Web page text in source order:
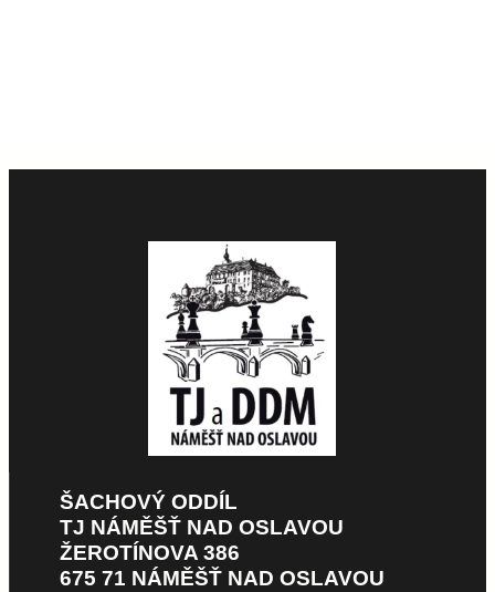
ŠACHOVÝ ODDÍL
TJ NÁMĚŠŤ NAD OSLAVOU
ŽEROTÍNOVA 386
675 71 NÁMĚŠŤ NAD OSLAVOU